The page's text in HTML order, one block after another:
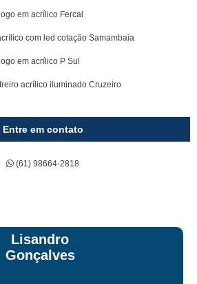
em acrílico Fercal
com led cotação Samambaia
em acrílico P Sul
acrílico iluminado Cruzeiro
Entre em contato
(61) 98664-2818
Eduarda